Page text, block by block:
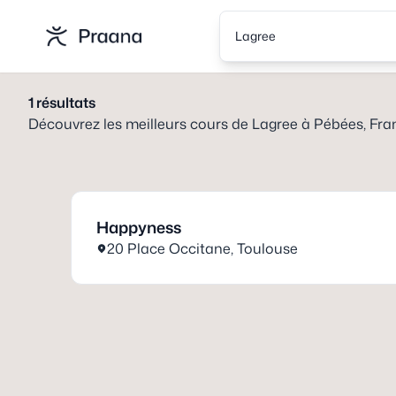
Lagree
1résultats
Découvrez les meilleurs cours de Lagree à Pébées,
Happyness
20 Place Occitane,Toulouse